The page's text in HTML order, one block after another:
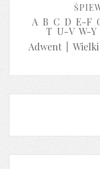
A B C D E-F
T U-V W-Y
Adwent|